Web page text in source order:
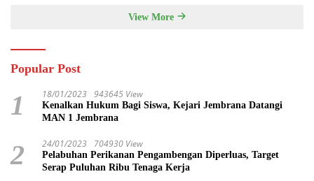
View More
Popular Post
1 18/01/2023 943645 View
Kenalkan Hukum Bagi Siswa, Kejari Jembrana Datangi
MAN 1 Jembrana
2 24/01/2023 704930 View
Pelabuhan Perikanan Pengambengan Diperluas, Target
Serap Puluhan Ribu Tenaga Kerja